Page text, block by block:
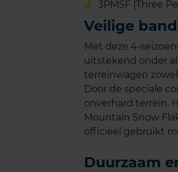
3PMSF (Three
Veilige
Met deze 4-
uitstekend onder
terreinwagen
Door de speciale
onverhard terrein.
Mountain Snow
officieel gebruikt
Duurzaam